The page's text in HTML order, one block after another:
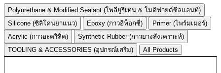
Polyurethane & Modified Sealant (โพลียูรีเทน & โมดิฟายด์ซีลแลนท์)
Silicone (ซิลิโคนยาแนว)
Epoxy (กาวอีพ็อกซี่)
Primer (ไพร์มเมอร์)
Acrylic (กาวอะคริลิค)
Synthetic Rubber (กาวยางสังเคราะห์)
TOOLING & ACCESSORIES (อุปกรณ์เสริม)
All Products